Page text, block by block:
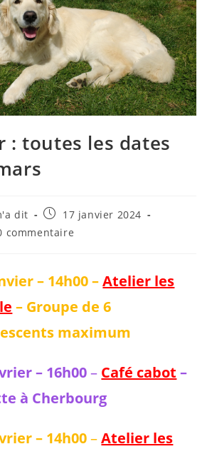
: toutes les dates
dit
17 janvier 2024
commentaire
– 14h00 –Atelier les
– Groupe de 6
maximum
– 16h00– Café cabot –
à Cherbourg
– 14h00–Atelier les